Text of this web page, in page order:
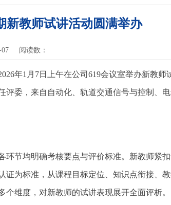
新教师试讲活动圆满举办
阅读数：
年1月7日上午在公司619会议室举办新教师
委，来自自动化、轨道交通信号与控制、
节均明确考核要点与评价标准。新教师紧
为标准，从课程目标定位、知识点衔接、
维度，对新教师的试讲表现展开全面评析